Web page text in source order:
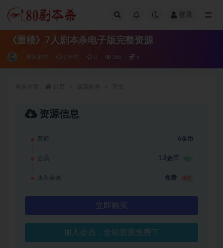
登录
《重楼》7人剧本杀电子版完整资源
最新剧本 3 年前 0 365 6
资源信息
普通 6金币
会员 1.8金币 3折
永久会员 免费
立即购买
加入会员，全站资源免费下